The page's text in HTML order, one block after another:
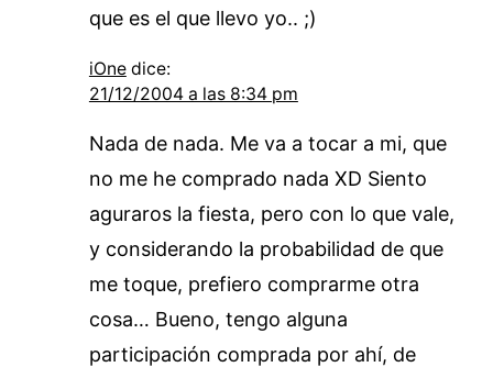
que es el que llevo yo.. ;)
iOne dice:
21/12/2004 a las 8:34 pm
Nada de nada. Me va a tocar a mi, que
no me he comprado nada XD Siento
aguraros la fiesta, pero con lo que vale,
y considerando la probabilidad de que
me toque, prefiero comprarme otra
cosa… Bueno, tengo alguna
participación comprada por ahí, de